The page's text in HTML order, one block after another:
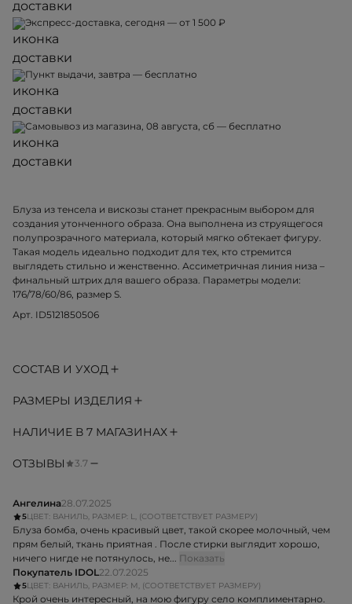
Экспресс-доставка, сегодня — от 1 500 ₽
Пункт выдачи, завтра — бесплатно
Самовывоз из магазина, 08 августа, сб — бесплатно
Блуза из тенсела и вискозы станет прекрасным выбором для
создания утонченного образа. Она выполнена из струящегося
полупрозрачного материала, который мягко обтекает фигуру.
Такая модель идеально подходит для тех, кто стремится
выглядеть стильно и женственно. Ассиметричная линия низа –
финальный штрих для вашего образа. Параметры модели:
176/78/60/86, размер S.
Арт. ID5121850506
СОСТАВ И УХОД
РАЗМЕРЫ ИЗДЕЛИЯ
НАЛИЧИЕ В 7 МАГАЗИНАХ
ОТЗЫВЫ 3.7
Ангелина28.07.2025
5ЦВЕТ: ВАНИЛЬ, РАЗМЕР: L, (СООТВЕТСТВУЕТ РАЗМЕРУ)
Блуза бомба, очень красивый цвет, такой скорее молочный, чем
прям белый, ткань приятная . После стирки выглядит хорошо,
ничего нигде не потянулось, не... Показать
Покупатель IDOL22.07.2025
5ЦВЕТ: ВАНИЛЬ, РАЗМЕР: M, (СООТВЕТСТВУЕТ РАЗМЕРУ)
Крой очень интересный, на мою фигуру село комплиментарно.